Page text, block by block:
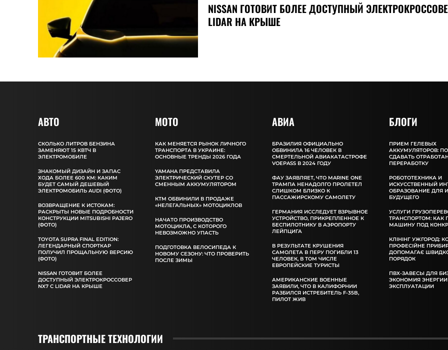
NISSAN ГОТОВИТ БОЛЕЕ ДОСТУПНЫЙ
LIDAR НА КРЫШЕ
АВТО
СКОЛЬКО ЛИТРОВ БЕНЗИНА
ЗАМЕНЯЮТ 15 КВТЧ В
ЭЛЕКТРОМОБИЛЕ
ЗНАКОМЫЙ ДИЗАЙН И ЗАПАС
ХОДА БОЛЕЕ 600 КМ: КАКИМ
БУДЕТ САМЫЙ ДЕШЕВЫЙ
ЭЛЕКТРОМОБИЛЬ AUDI (ФОТО)
ВОЗВРАЩЕНИЕ К ИСТОКАМ:
РАСКРЫТЫ НОВЫЕ ПОДРОБНОСТИ
КОНСТРУКЦИИ MITSUBISHI PAJERO
(ФОТО)
TOYOTA SUPRA FINAL EDITION:
ЛЕГЕНДАРНЫЙ СПОРТКАР
ПОЛУЧИЛ ПРОЩАЛЬНУЮ ВЕРСИЮ
(ФОТО)
NISSAN ГОТОВИТ БОЛЕЕ
ДОСТУПНЫЙ ЭЛЕКТРОКРОССОВЕР
NX7 С LIDAR НА КРЫШЕ
MOTO
КАК МЕНЯЕТСЯ РЫНОК ЛИЧНОГО
ТРАНСПОРТА В УКРАИНЕ:
ОСНОВНЫЕ ТРЕНДЫ 2026 ГОДА
YAMAHA ПРЕДСТАВИЛА
ЭЛЕКТРИЧЕСКИЙ СКУТЕР СО
СМЕННЫМ АККУМУЛЯТОРОМ
КТМ ОБВИНИЛИ В ПРОДАЖЕ
«НЕЛЕГАЛЬНЫХ» МОТОЦИКЛОВ
НАЧАТО ПРОИЗВОДСТВО
МОТОЦИКЛА, С КОТОРОГО
НЕВОЗМОЖНО УПАСТЬ
ПОДГОТОВКА ВЕЛОСИПЕДА К
НОВОМУ СЕЗОНУ: ЧТО ПРОВЕРИТЬ
ПОСЛЕ ЗИМЫ
АВИА
БРАЗИЛИЯ ОФИЦИАЛЬНО
ОБВИНИЛА 16 ЧЕЛОВЕК В
СМЕРТЕЛЬНОЙ АВИАКАТАСТРОФЕ
VOEPASS В 2024 ГОДУ
ФАУ ЗАЯВЛЯЕТ, ЧТО MARINE ONE
ТРАМПА НЕНАДОЛГО ПРОЛЕТЕЛ
СЛИШКОМ БЛИЗКО К
ПАССАЖИРСКОМУ САМОЛЕТУ
ГЕРМАНИЯ ИССЛЕДУЕТ ВЗРЫВНОЕ
УСТРОЙСТВО, ПРИКРЕПЛЕННОЕ К
БЕСПИЛОТНИКУ В АЭРОПОРТУ
ЛЕЙПЦИГА
В РЕЗУЛЬТАТЕ КРУШЕНИЯ
САМОЛЕТА В ПЕРУ ПОГИБЛИ 13
ЧЕЛОВЕК, В ТОМ ЧИСЛЕ
ЕВРОПЕЙСКИЕ ТУРИСТЫ
АМЕРИКАНСКИЕ ВОЕННЫЕ
ЗАЯВИЛИ, ЧТО В КАЛИФОРНИИ
РАЗБИЛСЯ ИСТРЕБИТЕЛЬ F-35B,
ПИЛОТ ЖИВ
БЛОГИ
ПРИЕМ ГЕЛЕВЫХ
АККУМУЛЯТОРОВ:
СДАВАТЬ
ПЕРЕРАБОТКУ
РОБОТОТЕХНИКА И
ИСКУССТВЕННЫЙ
ОБРАЗОВАНИЕ ДЛЯ
БУДУЩЕГО
УСЛУГИ
ТРАНСПОРТОМ: КАК
МАШИНУ ПОД
КЛІНІНГ УЖГОРОД:
ПРОФЕСІЙНЕ
ДОПОМАГАЄ
ПОРЯДОК
ПВХ-ЗАВЕСЫ ДЛЯ
ЭКОНОМИЯ
ЭКСПЛУАТАЦИИ
ТРАНСПОРТНЫЕ ТЕХНОЛОГИИ